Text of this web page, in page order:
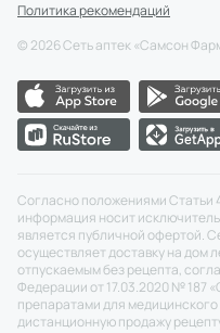
Политика рекомендаций
© 2026Сеть аптек «Самсон
Согласно положениями Статьи
информация носит
является публичной офертой.
осуществляет доставку на дом
отпускаемым без рецепта,
Федерации от 17.03.2020 № 187
препаратами для
дистанционную продажу